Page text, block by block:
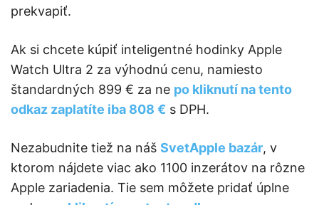
prekvapiť.
Ak si chcete kúpiť inteligentné hodinky Apple
Watch Ultra 2 za výhodnú cenu, namiesto
štandardných 899 € za ne po kliknutí na tento
odkaz zaplatíte iba 808 € s DPH.
Nezabudnite tiež na náš SvetApple bazár, v
ktorom nájdete viac ako 1100 inzerátov na rôzne
Apple zariadenia. Tie sem môžete pridať úplne